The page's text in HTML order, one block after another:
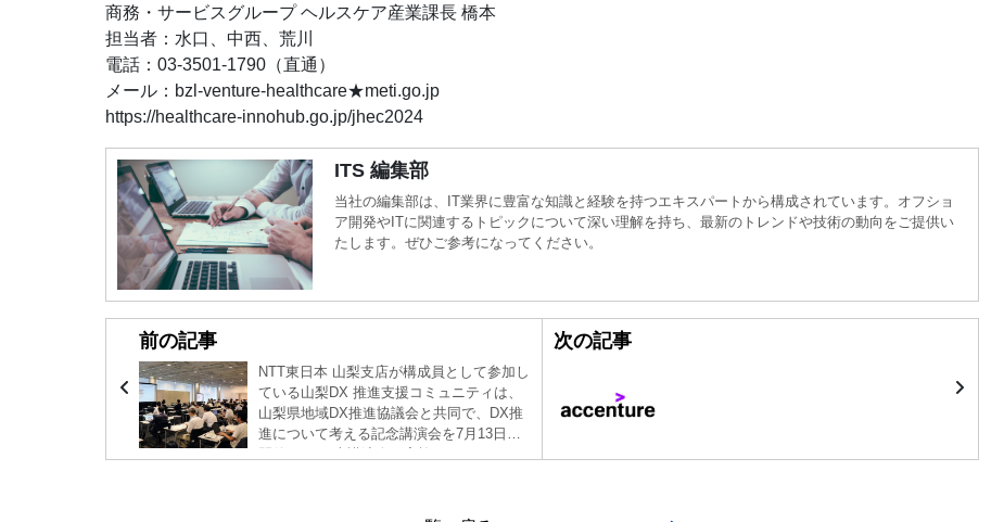
商務・サービスグループ ヘルスケア産業課長 橋本
担当者：水口、中西、荒川
電話：03-3501-1790（直通）
メール：bzl-venture-healthcare★meti.go.jp
https://healthcare-innohub.go.jp/jhec2024
ITS 編集部
当社の編集部は、IT業界に豊富な知識と経験を持つエキスパートから構成されています。オフショ
ア開発やITに関連するトピックについて深い理解を持ち、最新のトレンドや技術の動向をご提供い
たします。ぜひご参考になってください。
前の記事
NTT東日本 山梨支店が構成員として参加し
ている山梨DX 推進支援コミュニティは、
山梨県地域DX推進協議会と共同で、DX推
進について考える記念講演会を7月13日に
次の記事